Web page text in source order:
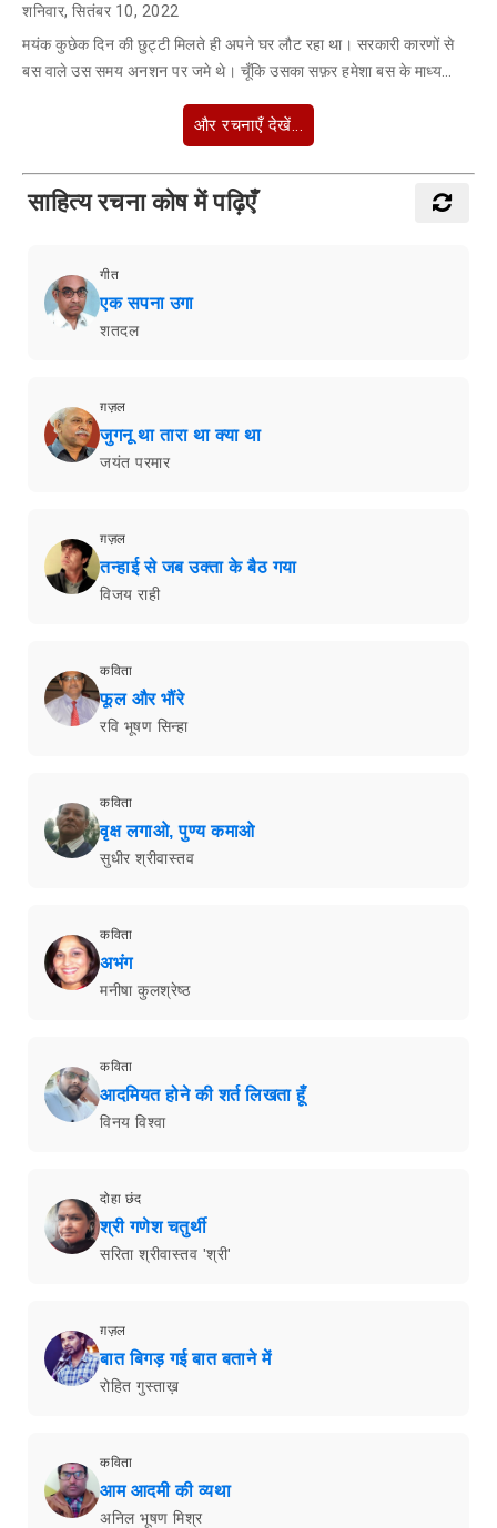
शनिवार, सितंबर 10, 2022
मयंक कुछेक दिन की छुट्टी मिलते ही अपने घर लौट रहा था। सरकारी कारणों से
बस वाले उस समय अनशन पर जमे थे। चूँकि उसका सफ़र हमेशा बस के माध्य…
और रचनाएँ देखें...
साहित्य रचना कोष में पढ़िएँ
गीत
एक सपना उगा
शतदल
ग़ज़ल
जुगनू था तारा था क्या था
जयंत परमार
ग़ज़ल
तन्हाई से जब उक्ता के बैठ गया
विजय राही
कविता
फूल और भौंरे
रवि भूषण सिन्हा
कविता
वृक्ष लगाओ, पुण्य कमाओ
सुधीर श्रीवास्तव
कविता
अभंग
मनीषा कुलश्रेष्ठ
कविता
आदमियत होने की शर्त लिखता हूँ
विनय विश्वा
दोहा छंद
श्री गणेश चतुर्थी
सरिता श्रीवास्तव 'श्री'
ग़ज़ल
बात बिगड़ गई बात बताने में
रोहित गुस्ताख़
कविता
आम आदमी की व्यथा
अनिल भूषण मिश्र